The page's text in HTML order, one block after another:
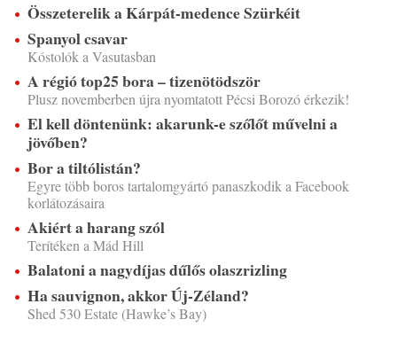
Összeterelik a Kárpát-medence Szürkéit
Spanyol csavar
Kóstolók a Vasutasban
A régió top25 bora – tizenötödször
Plusz novemberben újra nyomtatott Pécsi Borozó érkezik!
El kell döntenünk: akarunk-e szőlőt művelni a
jövőben?
Bor a tiltólistán?
Egyre több boros tartalomgyártó panaszkodik a Facebook
korlátozásaira
Akiért a harang szól
Terítéken a Mád Hill
Balatoni a nagydíjas dűlős olaszrizling
Ha sauvignon, akkor Új-Zéland?
Shed 530 Estate (Hawke’s Bay)